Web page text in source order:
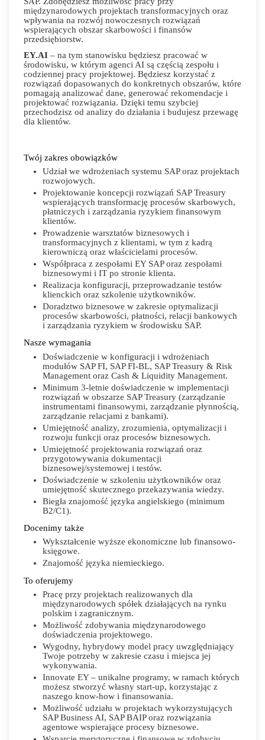
międzynarodowych projektach transformacyjnych oraz
wpływania na rozwój nowoczesnych rozwiązań
wspierających obszar skarbowości i finansów
przedsiębiorstw.
EY.AI – na tym stanowisku będziesz pracować w
środowisku, w którym agenci AI są częścią zespołu i
codziennej pracy projektowej. Będziesz korzystać z
rozwiązań dopasowanych do konkretnych obszarów, które
pomagają analizować dane, generować rekomendacje i
projektować rozwiązania. Dzięki temu szybciej
przechodzisz od analizy do działania i budujesz przewagę
dla klientów.
Twój zakres obowiązków
Udział we wdrożeniach systemu SAP oraz projektach
rozwojowych.
Projektowanie koncepcji rozwiązań SAP Treasury
wspierających transformację procesów skarbowych,
płatniczych i zarządzania ryzykiem finansowym
klientów.
Prowadzenie warsztatów biznesowych i
transformacyjnych z klientami, w tym z kadrą
kierowniczą oraz właścicielami procesów.
Współpraca z zespołami EY SAP oraz zespołami
biznesowymi i IT po stronie klienta.
Realizacja konfiguracji, przeprowadzanie testów
klienckich oraz szkolenie użytkowników.
Doradztwo biznesowe w zakresie optymalizacji
procesów skarbowości, płatności, relacji bankowych
i zarządzania ryzykiem w środowisku SAP.
Nasze wymagania
Doświadczenie w konfiguracji i wdrożeniach
modułów SAP FI, SAP FI-BL, SAP Treasury & Risk
Management oraz Cash & Liquidity Management.
Minimum 3-letnie doświadczenie w implementacji
rozwiązań w obszarze SAP Treasury (zarządzanie
instrumentami finansowymi, zarządzanie płynnością,
zarządzanie relacjami z bankami).
Umiejętność analizy, zrozumienia, optymalizacji i
rozwoju funkcji oraz procesów biznesowych.
Umiejętność projektowania rozwiązań oraz
przygotowywania dokumentacji
biznesowej/systemowej i testów.
Doświadczenie w szkoleniu użytkowników oraz
umiejętność skutecznego przekazywania wiedzy.
Biegła znajomość języka angielskiego (minimum
B2/C1).
Docenimy także
Wykształcenie wyższe ekonomiczne lub finansowo-
księgowe.
Znajomość języka niemieckiego.
To oferujemy
Pracę przy projektach realizowanych dla
międzynarodowych spółek działających na rynku
polskim i zagranicznym.
Możliwość zdobywania międzynarodowego
doświadczenia projektowego.
Wygodny, hybrydowy model pracy uwzględniający
Twoje potrzeby w zakresie czasu i miejsca jej
wykonywania.
Innovate EY – unikalne programy, w ramach których
możesz stworzyć własny start-up, korzystając z
naszego know-how i finansowania.
Możliwość udziału w projektach wykorzystujących
SAP Business AI, SAP BAIP oraz rozwiązania
agentowe wspierające procesy biznesowe.